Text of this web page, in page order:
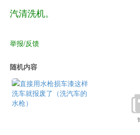
汽清洗机。
举报/反馈
随机内容